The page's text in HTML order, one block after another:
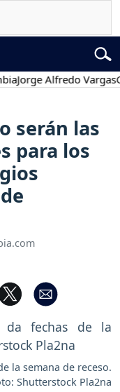
Alfredo Vargas
serán las
para los
la semana de receso.
Shutterstock Pla2na